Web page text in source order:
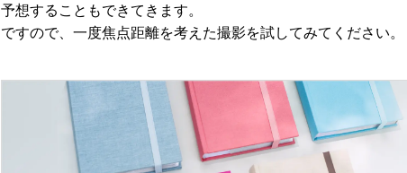
予想することもできてきます。
ですので、一度焦点距離を考えた撮影を試してみてください。